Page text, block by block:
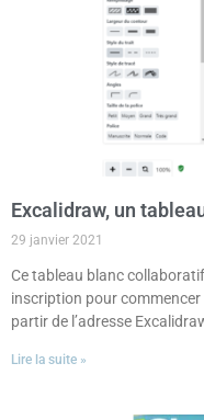
Excalidraw, un
29 janvier 2021
Ce tableau blanc
inscription pour commencer
partir de l’adresse
Lire la suite »